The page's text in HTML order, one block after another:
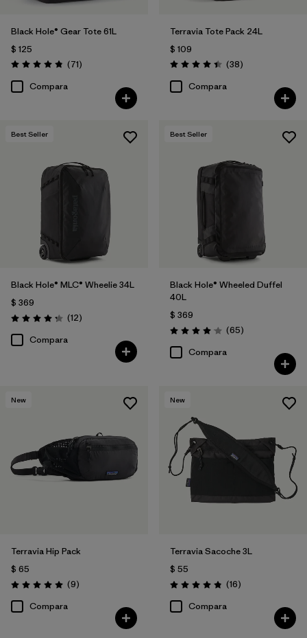
Black Hole® Gear Tote 61L
$ 125
Valoración: 4.9 / 5
(71Comentarios
)
Compara
Terravia Tote Pack 24L
$ 109
Valoración: 4.4 / 5
(38Comentarios
)
Compara
Best Seller
Black Hole® MLC® Wheelie 34L
$ 369
Valoración: 4.3 / 5
(12Comentarios
)
Compara
Best Seller
Black Hole® Wheeled Duffel
40L
$ 369
Valoración: 4.1 / 5
(65Comentarios
)
Compara
New
Terravia Hip Pack
$ 65
Valoración: 5.0 / 5
(9Comentarios
)
Compara
New
Terravia Sacoche 3L
$ 55
Valoración: 4.9 / 5
(16Comentarios
)
Compara